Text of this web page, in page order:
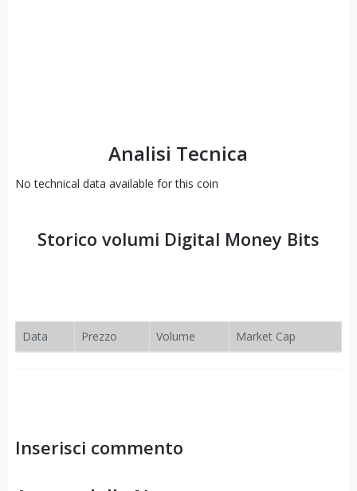
Analisi Tecnica
No technical data available for this coin
Storico volumi Digital Money Bits
Data Prezzo Volume Market Cap
Inserisci commento